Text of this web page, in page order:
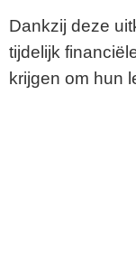
Dankzij deze
tijdelijk
krijgen om hun